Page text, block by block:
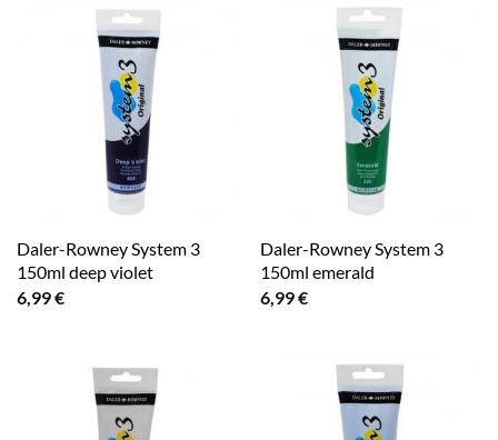
Daler-Rowney System 3
150ml deep violet
6,99€
Daler-Rowney System 3
150ml emerald
6,99€